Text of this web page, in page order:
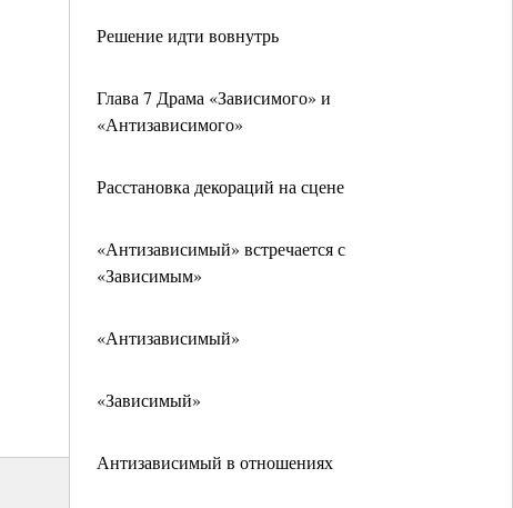
Решение идти вовнутрь
Глава 7 Драма «Зависимого» и
«Антизависимого»
Расстановка декораций на сцене
«Антизависимый» встречается с
«Зависимым»
«Антизависимый»
«Зависимый»
Антизависимый в отношениях